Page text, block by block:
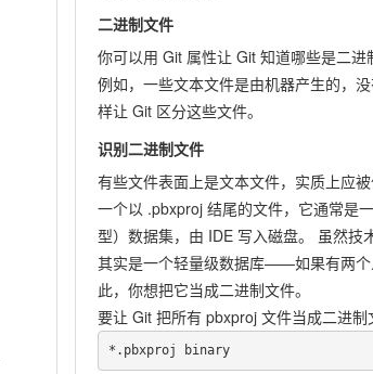
二进制文件
你可以用 Git 属性让 Git 知道哪些是二进
例如，一些文本文件是由机器产生的，
样让 Git 区分这些文件。
识别二进制文件
有些文件表面上是文本文件，实质上应
一个以 .pbxproj 结尾的文件，它通常是
型）数据集，由 IDE 写入磁盘。 虽然
其实是一个轻量级数据库——如果有两个
此，你想把它当成二进制文件。
要让 Git 把所有 pbxproj 文件当成二进制
*.pbxproj binary